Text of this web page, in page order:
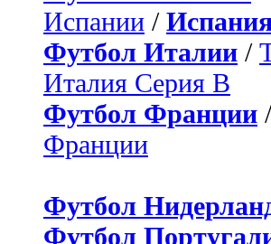
Испании /
Футбол Италии /
Италия Серия B
Футбол Франции
Франции
Футбол
Футбол